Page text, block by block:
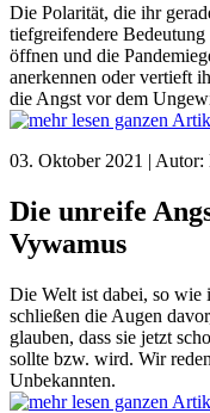
Die Polarität, die ihr
tiefgreifendere
öffnen und die
anerkennen oder vertieft
die Angst vor dem
ganzen
03. Oktober 2021 | Autor:
Die unreife
Vywamus
Die Welt ist dabei, so wie
schließen die Augen
glauben, dass sie jetzt
sollte bzw. wird. Wir
Unbekannten.
ganzen